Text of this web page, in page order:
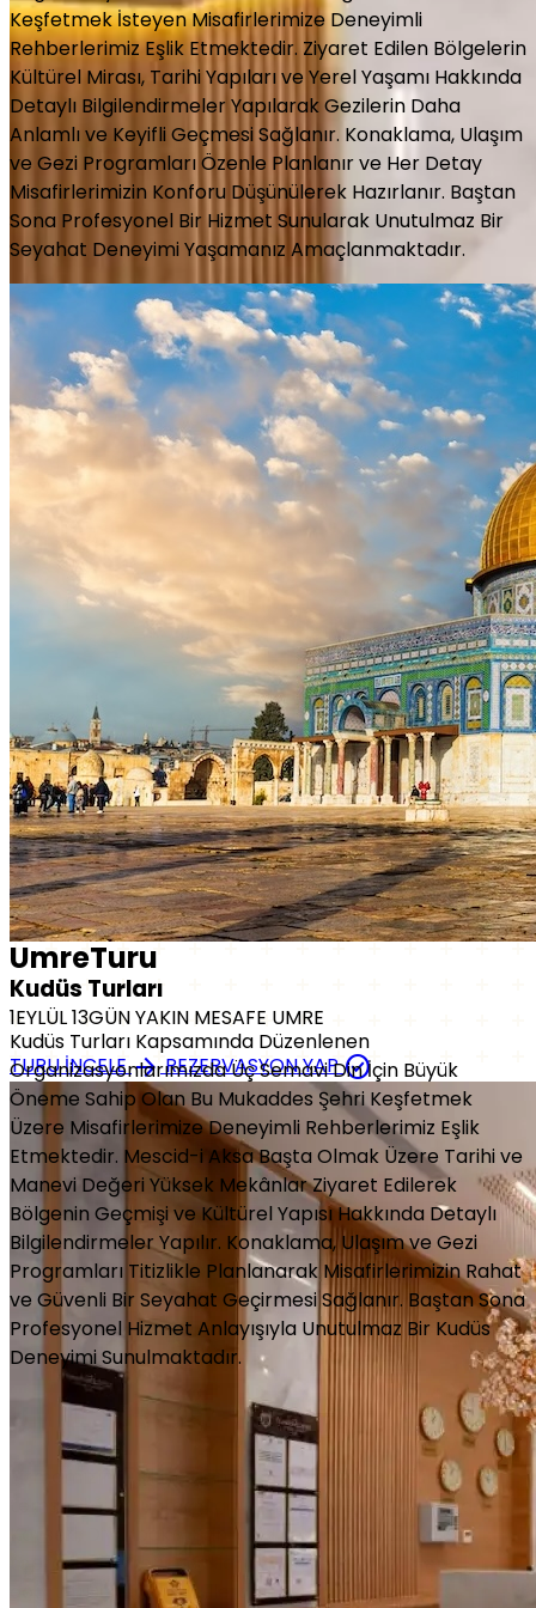
UmreTuru
1EYLÜL 13GÜN YAKIN MESAFE UMRE
TURU İNCELEarrow_forwardREZERVASYON YAPcheck_circle
Keşfetmek İsteyen Misafirlerimize Deneyimli
Rehberlerimiz Eşlik Etmektedir. Ziyaret Edilen Bölgelerin
Kültürel Mirası, Tarihi Yapıları ve Yerel Yaşamı Hakkında
Detaylı Bilgilendirmeler Yapılarak Gezilerin Daha
Anlamlı ve Keyifli Geçmesi Sağlanır. Konaklama, Ulaşım
ve Gezi Programları Özenle Planlanır ve Her Detay
Misafirlerimizin Konforu Düşünülerek Hazırlanır. Baştan
Sona Profesyonel Bir Hizmet Sunularak Unutulmaz Bir
Seyahat Deneyimi Yaşamanız Amaçlanmaktadır.
Kudüs Turları
Kudüs Turları Kapsamında Düzenlenen
Organizasyonlarımızda Üç Semavi Din İçin Büyük
Öneme Sahip Olan Bu Mukaddes Şehri Keşfetmek
Üzere Misafirlerimize Deneyimli Rehberlerimiz Eşlik
Etmektedir. Mescid-i Aksa Başta Olmak Üzere Tarihi ve
Manevi Değeri Yüksek Mekânlar Ziyaret Edilerek
Bölgenin Geçmişi ve Kültürel Yapısı Hakkında Detaylı
Bilgilendirmeler Yapılır. Konaklama, Ulaşım ve Gezi
Programları Titizlikle Planlanarak Misafirlerimizin Rahat
ve Güvenli Bir Seyahat Geçirmesi Sağlanır. Baştan Sona
Profesyonel Hizmet Anlayışıyla Unutulmaz Bir Kudüs
Deneyimi Sunulmaktadır.
UMRETURLARI
Firmamızın Türkiye genelinde 20'den fazla şube ve
temsilciliği bulunmaktadır. İstanbul, Bursa, Ankara,
Kayseri, Diyarbakır, Şanlıurfa ve Mardin'den kutsal
topraklara direkt uçuşlarımız mevcuttur. Talep
doğrultusunda diğer illerden de uçuş planlaması